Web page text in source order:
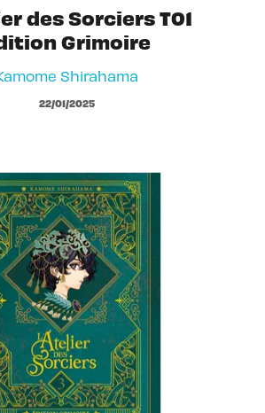
des Sorciers T01
Grimoire
Shirahama
22/01/2025